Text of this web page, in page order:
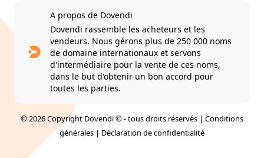
A propos de Dovendi
Dovendi rassemble les acheteurs et les
vendeurs. Nous gérons plus de 250 000 noms
de domaine internationaux et servons
d'intermédiaire pour la vente de ces noms,
dans le but d'obtenir un bon accord pour
toutes les parties.
© 2026 Copyright Dovendi © - tous droits réservés | Conditions
générales | Déclaration de confidentialité